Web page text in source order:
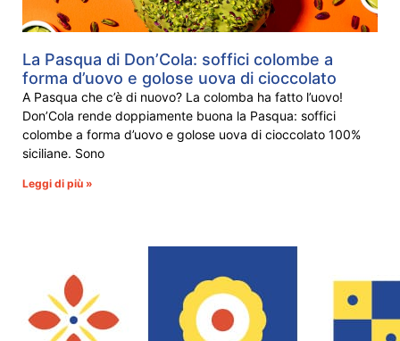
La Pasqua di Don’Cola: soffici colombe a
forma d’uovo e golose uova di cioccolato
A Pasqua che c’è di nuovo? La colomba ha fatto l’uovo!
Don’Cola rende doppiamente buona la Pasqua: soffici
colombe a forma d’uovo e golose uova di cioccolato 100%
siciliane. Sono
Leggi di più »